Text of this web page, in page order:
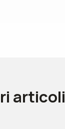
articoli